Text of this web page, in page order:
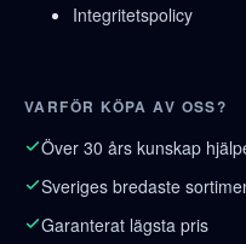
Integritetspolicy
VARFÖR KÖPA AV OSS?
Över 30 års kunskap
Sveriges bredaste
Garanterat lägsta pris